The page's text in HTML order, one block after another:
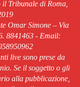
il Tribunale di Roma,
Omar Simone – Via
8841463 - Email:
live sono prese da
Se il soggetto o gli
alla pubblicazione,